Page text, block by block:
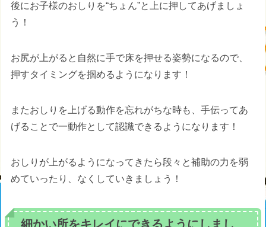
後にお子様のおしりを“ちょん”と上に押してあげましょ
う！
お尻が上がると自然に手で床を押せる姿勢になるので、
押すタイミングを掴めるようになります！
またおしりを上げる動作を忘れがちな時も、手伝ってあ
げることで一動作として認識できるようになります！
おしりが上がるようになってきたら段々と補助の力を弱
めていったり、なくしていきましょう！
細かい所をキレイにできるようにしまし